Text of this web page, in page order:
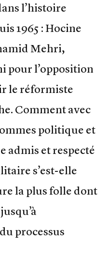
l’histoire
1965 : Hocine
Mehri,
pour l’opposition
le réformiste
Comment avec
politique et
admis et respecté
s’est-elle
la plus folle dont
processus